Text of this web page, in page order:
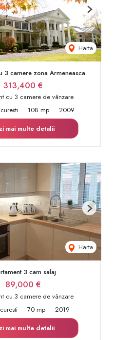
Harta
Next
3 camere zona Armeneasca
313,400 €
cu 3 camere de vânzare
108 mp
2009
mai multe detalii
Harta
Next
3 cam salaj
89,000 €
cu 3 camere de vânzare
70 mp
2019
mai multe detalii